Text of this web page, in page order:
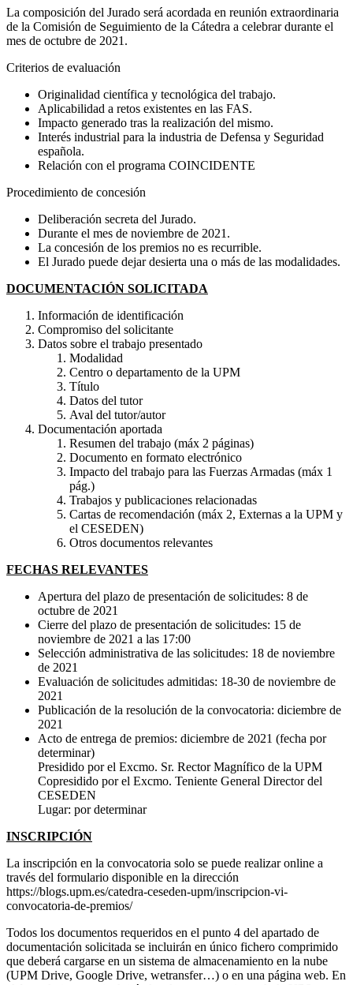
La composición del Jurado será acordada en reunión extraordinaria
de la Comisión de Seguimiento de la Cátedra a celebrar durante el
mes de octubre de 2021.
Criterios de evaluación
Originalidad científica y tecnológica del trabajo.
Aplicabilidad a retos existentes en las FAS.
Impacto generado tras la realización del mismo.
Interés industrial para la industria de Defensa y Seguridad
española.
Relación con el programa COINCIDENTE
Procedimiento de concesión
Deliberación secreta del Jurado.
Durante el mes de noviembre de 2021.
La concesión de los premios no es recurrible.
El Jurado puede dejar desierta una o más de las modalidades.
DOCUMENTACIÓN SOLICITADA
Información de identificación
Compromiso del solicitante
Datos sobre el trabajo presentado
Modalidad
Centro o departamento de la UPM
Título
Datos del tutor
Aval del tutor/autor
Documentación aportada
Resumen del trabajo (máx 2 páginas)
Documento en formato electrónico
Impacto del trabajo para las Fuerzas Armadas (máx 1
pág.)
Trabajos y publicaciones relacionadas
Cartas de recomendación (máx 2, Externas a la UPM y
el CESEDEN)
Otros documentos relevantes
FECHAS RELEVANTES
Apertura del plazo de presentación de solicitudes: 8 de
octubre de 2021
Cierre del plazo de presentación de solicitudes: 15 de
noviembre de 2021 a las 17:00
Selección administrativa de las solicitudes: 18 de noviembre
de 2021
Evaluación de solicitudes admitidas: 18-30 de noviembre de
2021
Publicación de la resolución de la convocatoria: diciembre de
2021
Acto de entrega de premios: diciembre de 2021 (fecha por
determinar)
Presidido por el Excmo. Sr. Rector Magnífico de la UPM
Copresidido por el Excmo. Teniente General Director del
CESEDEN
Lugar: por determinar
INSCRIPCIÓN
La inscripción en la convocatoria solo se puede realizar online a
través del formulario disponible en la dirección
https://blogs.upm.es/catedra-ceseden-upm/inscripcion-vi-
convocatoria-de-premios/
Todos los documentos requeridos en el punto 4 del apartado de
documentación solicitada se incluirán en único fichero comprimido
que deberá cargarse en un sistema de almacenamiento en la nube
(UPM Drive, Google Drive, wetransfer…) o en una página web. En